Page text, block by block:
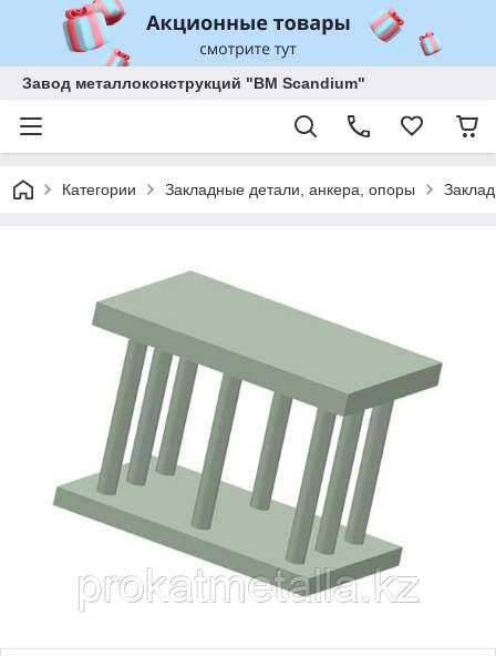
Завод металлоконструкций "BM Scandium"
Категории Закладные детали, анкера, опоры